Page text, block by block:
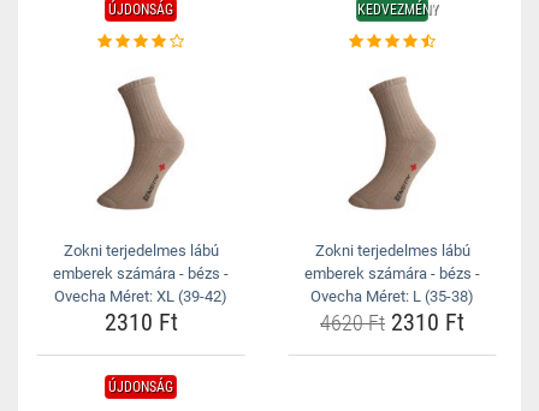
ÚJDONSÁG
Zokni terjedelmes lábú
emberek számára - bézs -
Ovecha Méret: XL (39-42)
2310 Ft
KEDVEZMÉNY
Zokni terjedelmes lábú
emberek számára - bézs -
Ovecha Méret: L (35-38)
4620 Ft 2310 Ft
ÚJDONSÁG